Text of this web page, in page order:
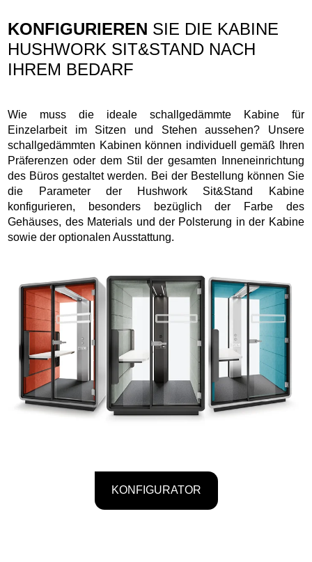
KONFIGURIEREN SIE DIE KABINE
HUSHWORK SIT&STAND NACH
IHREM BEDARF
Wie muss die ideale schallgedämmte Kabine für
Einzelarbeit im Sitzen und Stehen aussehen? Unsere
schallgedämmten Kabinen können individuell gemäß Ihren
Präferenzen oder dem Stil der gesamten Inneneinrichtung
des Büros gestaltet werden. Bei der Bestellung können Sie
die Parameter der Hushwork Sit&Stand Kabine
konfigurieren, besonders bezüglich der Farbe des
Gehäuses, des Materials und der Polsterung in der Kabine
sowie der optionalen Ausstattung.
KONFIGURATOR